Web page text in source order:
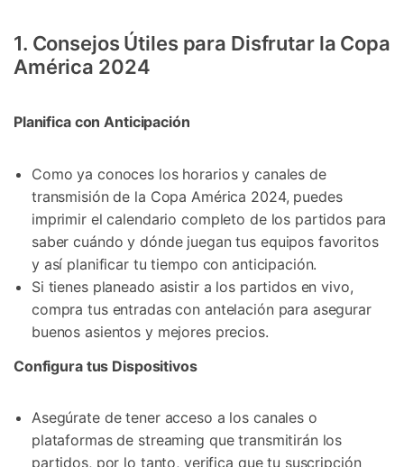
1. Consejos Útiles para Disfrutar la Copa
América 2024
Planifica con Anticipación
Como ya conoces los horarios y canales de
transmisión de la Copa América 2024, puedes
imprimir el calendario completo de los partidos para
saber cuándo y dónde juegan tus equipos favoritos
y así planificar tu tiempo con anticipación.
Si tienes planeado asistir a los partidos en vivo,
compra tus entradas con antelación para asegurar
buenos asientos y mejores precios.
Configura tus Dispositivos
Asegúrate de tener acceso a los canales o
plataformas de streaming que transmitirán los
partidos, por lo tanto, verifica que tu suscripción